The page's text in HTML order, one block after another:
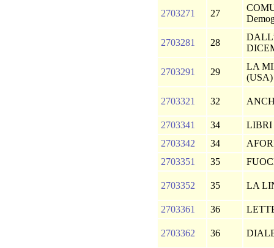
2703271 27
2703281 28
2703291 29
LA
(USA)
2703321 32
2703341 34
2703342
34
2703351
35
2703352 35 LA
2703361 36
2703362 36